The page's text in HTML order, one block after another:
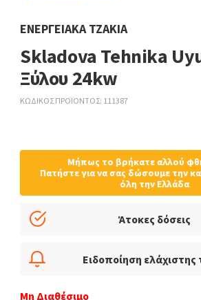
ΕΝΕΡΓΕΙΑΚΆ ΤΖΆΚΙΑ
Skladova Tehnika
Ξύλου 24kw
ΚΩΔΙΚΟΣ ΠΡΟΪΟΝΤΟΣ 111387
Μήπως το βρήκατε αλλού
Πατήστε για να σας δώσουμε την
όλη την Ελλάδα
Άτοκες δόσεις
Ειδοποίηση ελάχιστης
Μη Διαθέσιμο